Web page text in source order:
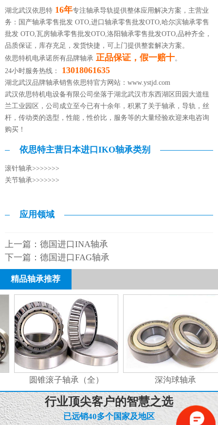
湖北武汉依思特 16年专注轴承导轨提供整体应用解决方案，主营业
务：国产轴承零售批发 OTO,进口轴承零售批发OTO,哈尔滨轴承零售
批发 OTO,瓦房轴承零售批发OTO,洛阳轴承零售批发OTO,品种齐全，
品质保证，库存充足，发货快捷，可上门提供整套解决方案。
依思特机电承诺所有品牌轴承 正品保证，假一赔十。
24小时服务热线：
13018061635
湖北武汉品牌轴承销售依思特官方网站： www.ystjd.com
武汉依思特机电设备有限公司坐落于湖北武汉市东西湖区田园大道纽
兰工业园区，公司成立至今已有十余年，积累了关于轴承，导轨，丝
杆，传动类的选型，性能，性价比，服务等的大量经验欢迎来电咨询
购买！
依思特主营日本进口IKO轴承类别
滚针轴承>>>>>>>
关节轴承>>>>>>>
应用领域
上一篇： 德国进口INA轴承
下一篇： 德国进口FAG轴承
精品轴承推荐
圆锥滚子轴承（全） 深沟球轴承
行业顶尖客户的智慧之选
已远销40多个国家及地区